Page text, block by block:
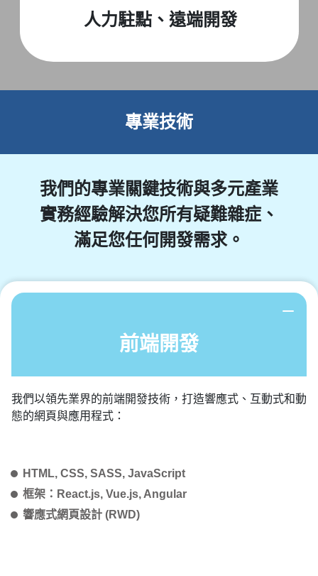
人力駐點、遠端開發
專業技術
我們的專業關鍵技術與多元產業
實務經驗解決您所有疑難雜症、
滿足您任何開發需求。
前端開發
我們以領先業界的前端開發技術，打造響應式、互動式和動
態的網頁與應用程式：
HTML, CSS, SASS, JavaScript
框架：React.js, Vue.js, Angular
響應式網頁設計 (RWD)